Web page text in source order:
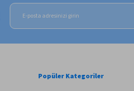
Popüler Kategoriler